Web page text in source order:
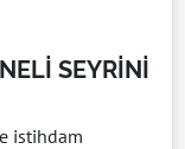
SEYRİNİ
istihdam